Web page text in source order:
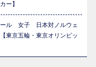
ー】
ール 女子 日本対ノルウェ
東京五輪・東京オリンピッ